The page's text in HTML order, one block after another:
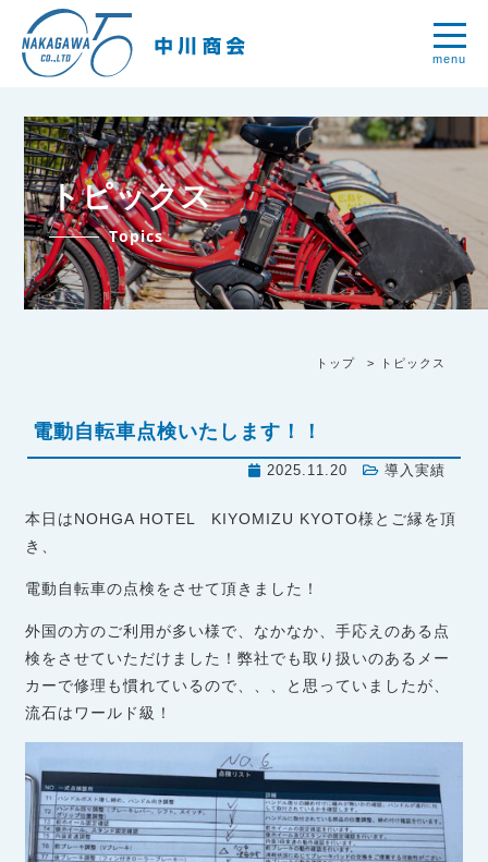
menu
トピックス
Topics
トップ トピックス
電動自転車点検いたします！！
2025.11.20 導入実績
本日はNOHGA HOTEL KIYOMIZU KYOTO様とご縁を頂
き、
電動自転車の点検をさせて頂きました！
外国の方のご利用が多い様で、なかなか、手応えのある点
検をさせていただけました！弊社でも取り扱いのあるメー
カーで修理も慣れているので、、、と思っていましたが、
流石はワールド級！